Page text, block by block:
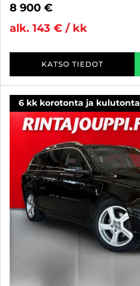
8 900 €
alk. 143 € / kk
KATSO TIEDOT
6 kk korotonta ja kulutonta